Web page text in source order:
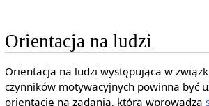
Orientacja na ludzi
Orientacja na ludzi występująca w
czynników motywacyjnych powinna być
orientację na zadania, którą wprowadza